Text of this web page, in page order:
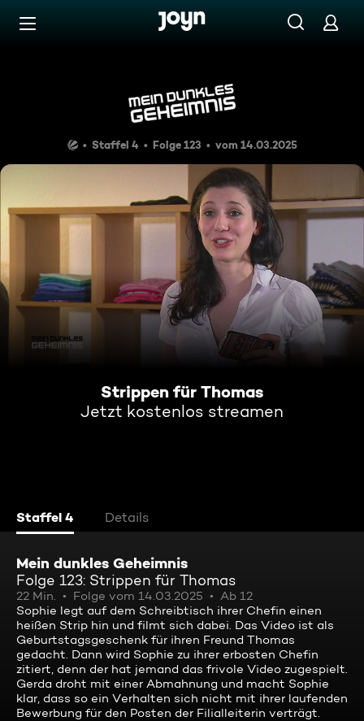
Zum Inhalt springen
Strippen für Thomas
Staffel 4 Folge 123 vom 14.03.2025
Strippen für Thomas
Jetzt kostenlos streamen
Staffel 4 Details
Mein dunkles Geheimnis
Folge 123: Strippen für Thomas
22 Min. Folge vom 14.03.2025
Ab 12
Sophie legt auf dem Schreibtisch ihrer Chefin einen
heißen Strip hin und filmt sich dabei. Das Video ist als
Geburtstagsgeschenk für ihren Freund Thomas
gedacht. Dann wird Sophie zu ihrer erbosten Chefin
zitiert, denn der hat jemand das frivole Video zugespielt.
Gerda droht mit einer Abmahnung und macht Sophie
klar, dass so ein Verhalten sich nicht mit ihrer laufenden
Bewerbung für den Posten der Filialleiterin verträgt.